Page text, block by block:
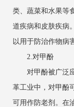
类、蔬菜和水果等
道疾病和皮肤疾病
以用于防治作物病
2.对甲酚
对甲酚被广泛应
革工业中，对甲酚
可用作防老剂。在